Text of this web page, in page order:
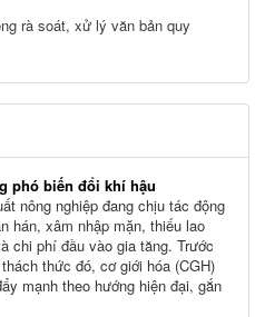
rà soát, xử lý văn bản quy
phó biến đổi khí hậu
nông nghiệp đang chịu tác động
hán, xâm nhập mặn, thiếu lao
chi phí đầu vào gia tăng. Trước
thức đó, cơ giới hóa (CGH)
mạnh theo hướng hiện đại, gắn